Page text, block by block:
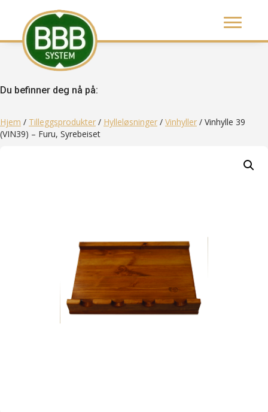
Du befinner deg nå på:
Hjem / Tilleggsprodukter / Hylleløsninger / Vinhyller / Vinhylle 39
(VIN39) – Furu, Syrebeiset